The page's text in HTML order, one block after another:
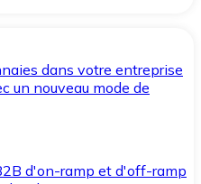
dans votre entreprise
un nouveau mode de
d'on-ramp et d'off-ramp